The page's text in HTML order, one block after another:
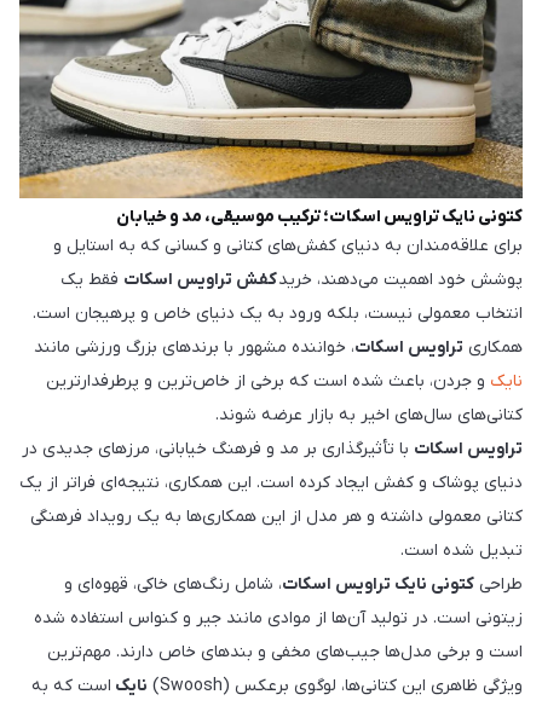
کتونی نایک تراویس اسکات؛ ترکیب موسیقی، مد و خیابان
برای علاقه‌مندان به دنیای کفش‌های کتانی و کسانی که به استایل و
پوشش خود اهمیت می‌دهند، خریدکفش تراویس اسکات فقط یک
انتخاب معمولی نیست، بلکه ورود به یک دنیای خاص و پرهیجان است.
همکاری تراویس اسکات، خواننده مشهور با برندهای بزرگ ورزشی مانند
نایک و جردن، باعث شده است که برخی از خاص‌ترین و پرطرفدارترین
کتانی‌های سال‌های اخیر به بازار عرضه شوند.
تراویس اسکات با تأثیرگذاری بر مد و فرهنگ خیابانی، مرزهای جدیدی در
دنیای پوشاک و کفش ایجاد کرده است. این همکاری، نتیجه‌ای فراتر از یک
کتانی معمولی داشته و هر مدل از این همکاری‌ها به یک رویداد فرهنگی
تبدیل شده است.
طراحی کتونی نایک تراویس اسکات، شامل رنگ‌های خاکی، قهوه‌ای و
زیتونی است. در تولید آن‌ها از موادی مانند جیر و کنواس استفاده شده
است و برخی مدل‌ها جیب‌های مخفی و بندهای خاص دارند. مهم‌ترین
ویژگی ظاهری این کتانی‌ها، لوگوی برعکس (Swoosh)
نایک است که به